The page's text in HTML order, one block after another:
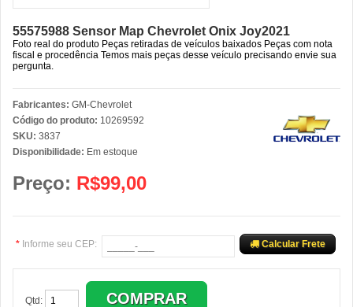
55575988 Sensor Map Chevrolet Onix Joy2021
Foto real do produto Peças retiradas de veículos baixados Peças com nota
fiscal e procedência Temos mais peças desse veículo precisando envie sua
pergunta.
Fabricantes: GM-Chevrolet
Código do produto: 10269592
SKU: 3837
Disponibilidade: Em estoque
Preço: R$99,00
* Informe seu CEP: Calcular Frete
Qtd: